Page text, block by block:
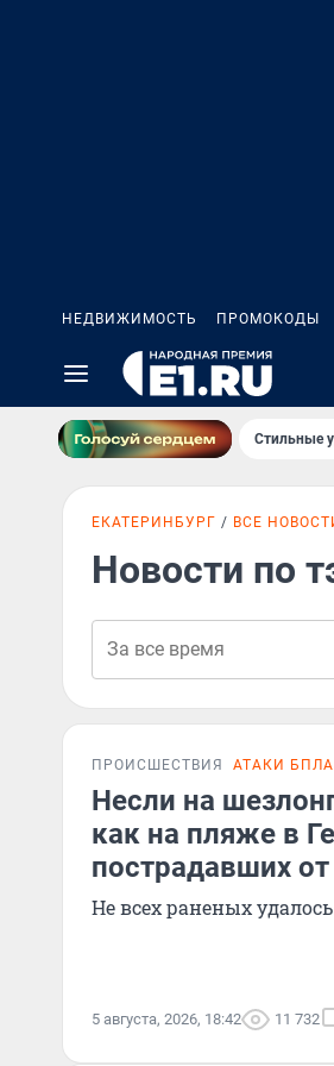
НЕДВИЖИМОСТЬ ПРОМОКОДЫ
Стильные
ЕКАТЕРИНБУРГ ВСЕ
Новости по
ПРОИСШЕСТВИЯ АТАКИ БПЛА
Несли на
как на пляже в
пострадавших
Не всех раненых
5 августа, 2026, 18:42 11 732